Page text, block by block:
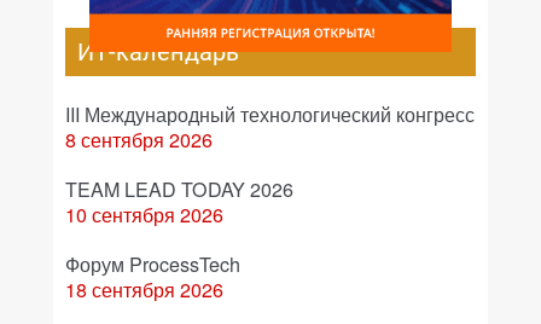
ИТ-календарь
III Международный технологический конгресс
8 сентября 2026
TEAM LEAD TODAY 2026
10 сентября 2026
Форум ProcessTech
18 сентября 2026